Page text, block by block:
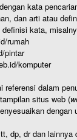
kata
dan arti atau
kata,
rumah
pintar
komputer
referensi dalam
situs web (
dengan
dp, dr dan